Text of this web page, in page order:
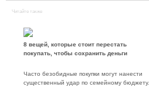
Читайте также
8 вещей, которые стоит перестать
покупать, чтобы сохранить деньги
Часто безобидные покупки могут нанести
существенный удар по семейному бюджету.